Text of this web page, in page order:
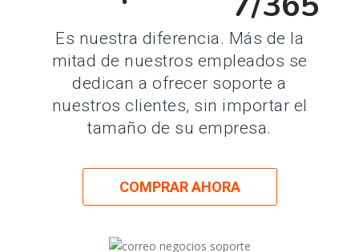
Es nuestra diferencia. Más de la
mitad de nuestros empleados se
dedican a ofrecer soporte a
nuestros clientes, sin importar el
tamaño de su empresa.
COMPRAR AHORA